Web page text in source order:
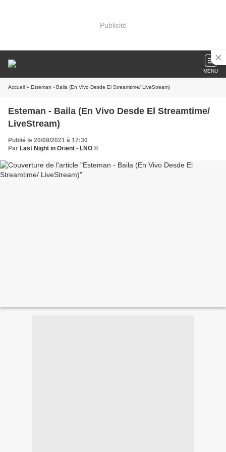
Publicité
MENU
Accueil » Esteman - Baila (En Vivo Desde El Streamtime/ LiveStream)
Esteman - Baila (En Vivo Desde El Streamtime/
LiveStream)
Publié le 20/09/2021 à 17:30
Par Last Night in Orient - LNO ©